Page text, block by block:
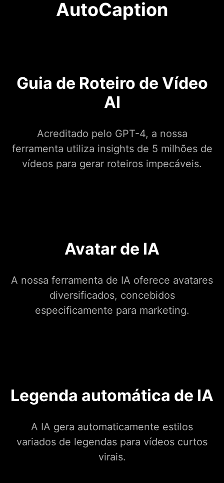
AutoCaption
Guia de Roteiro de Vídeo
AI
Acreditado pelo GPT-4, a nossa
ferramenta utiliza insights de 5 milhões de
vídeos para gerar roteiros impecáveis.
Avatar de IA
A nossa ferramenta de IA oferece avatares
diversificados, concebidos
especificamente para marketing.
Legenda automática de IA
A IA gera automaticamente estilos
variados de legendas para vídeos curtos
virais.